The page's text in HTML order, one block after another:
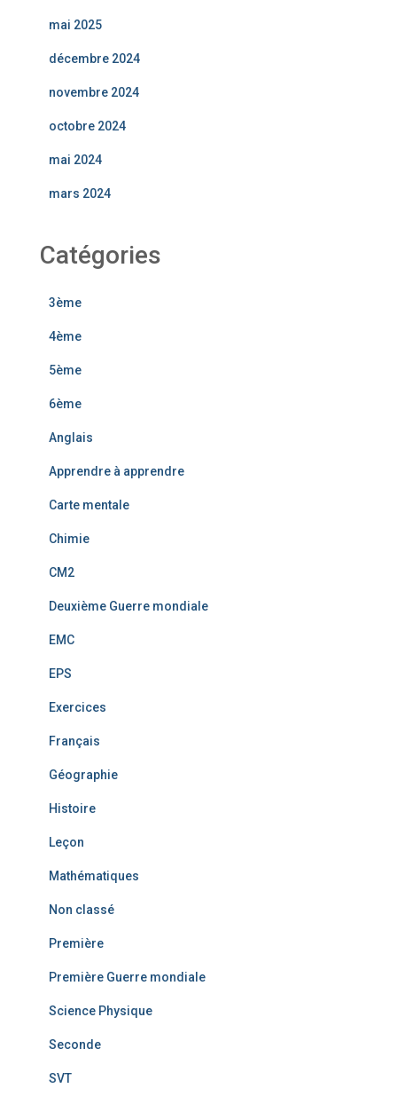
mai 2025
décembre 2024
novembre 2024
octobre 2024
mai 2024
mars 2024
Catégories
3ème
4ème
5ème
6ème
Anglais
Apprendre à apprendre
Carte mentale
Chimie
CM2
Deuxième Guerre mondiale
EMC
EPS
Exercices
Français
Géographie
Histoire
Leçon
Mathématiques
Non classé
Première
Première Guerre mondiale
Science Physique
Seconde
SVT